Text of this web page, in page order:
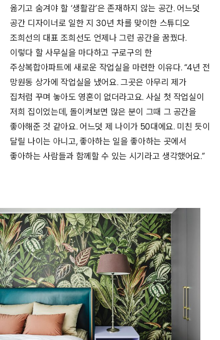
옮기고 숨겨야 할 ‘생활감’은 존재하지 않는 공간. 어느덧
공간 디자이너로 일한 지 30년 차를 맞이한 스튜디오
조희선의 대표 조희선도 언제나 그런 공간을 꿈꿨다.
이렇다 할 사무실을 마다하고 구로구의 한
주상복합아파트에 새로운 작업실을 마련한 이유다. “4년 전
망원동 상가에 작업실을 냈어요. 그곳은 아무리 제가
집처럼 꾸며 놓아도 영혼이 없더라고요. 사실 첫 작업실이
저희 집이었는데, 돌이켜보면 많은 분이 그때 그 공간을
좋아해준 것 같아요. 어느덧 제 나이가 50대에요. 미친 듯이
달릴 나이는 아니고, 좋아하는 일을 좋아하는 곳에서
좋아하는 사람들과 함께할 수 있는 시기라고 생각했어요.”